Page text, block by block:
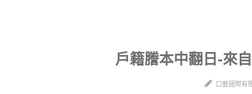
戶籍謄本中翻日-來
口藝國際有